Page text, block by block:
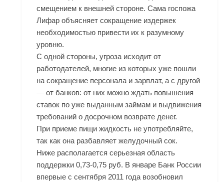
смещением к внешней стороне. Сама госпожа
Лифар объясняет сокращение издержек
необходимостью привести их к разумному
уровню.
С одной стороны, угроза исходит от
работодателей, многие из которых уже пошли
на сокращение персонала и зарплат, а с другой
— от банков: от них можно ждать повышения
ставок по уже выданным займам и выдвижения
требований о досрочном возврате денег.
При приеме пищи жидкость не употребляйте,
так как она разбавляет желудочный сок.
Ниже располагается серьезная область
поддержки 0,73-0,75 руб. В январе Банк России
впервые с сентября 2011 года возобновил